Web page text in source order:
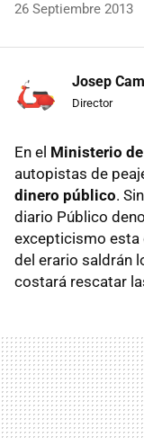
26 Septiembre 2013
Josep
Director
En el Ministerio
autopistas de
dinero público.
diario Público
excepticismo esta
del erario saldrán
costará rescatar